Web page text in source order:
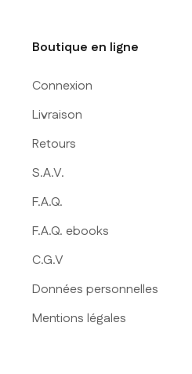
Boutique en ligne
Connexion
Livraison
Retours
S.A.V.
F.A.Q.
F.A.Q. ebooks
C.G.V
Données personnelles
Mentions légales